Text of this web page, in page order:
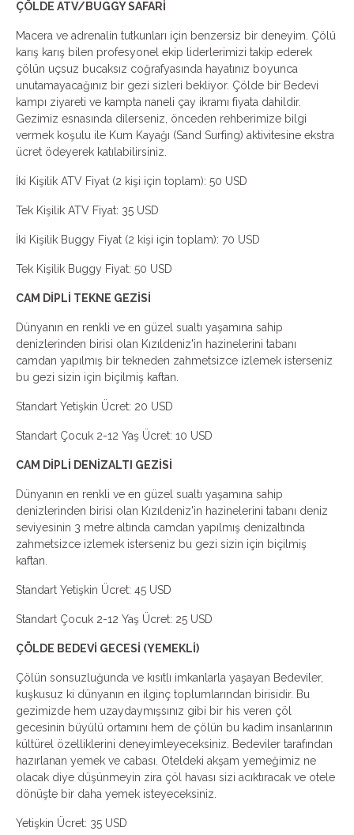
ÇÖLDE ATV/BUGGY SAFARİ
Macera ve adrenalin tutkunları için benzersiz bir deneyim. Çölü
karış karış bilen profesyonel ekip liderlerimizi takip ederek
çölün uçsuz bucaksız coğrafyasında hayatınız boyunca
unutamayacağınız bir gezi sizleri bekliyor. Çölde bir Bedevi
kampı ziyareti ve kampta naneli çay ikramı fiyata dahildir.
Gezimiz esnasında dilerseniz, önceden rehberimize bilgi
vermek koşulu ile Kum Kayağı (Sand Surfing) aktivitesine ekstra
ücret ödeyerek katılabilirsiniz.
İki Kişilik ATV Fiyat (2 kişi için toplam): 50 USD
Tek Kişilik ATV Fiyat: 35 USD
İki Kişilik Buggy Fiyat (2 kişi için toplam): 70 USD
Tek Kişilik Buggy Fiyat: 50 USD
CAM DİPLİ TEKNE GEZİSİ
Dünyanın en renkli ve en güzel sualtı yaşamına sahip
denizlerinden birisi olan Kızıldeniz'in hazinelerini tabanı
camdan yapılmış bir tekneden zahmetsizce izlemek isterseniz
bu gezi sizin için biçilmiş kaftan.
Standart Yetişkin Ücret: 20 USD
Standart Çocuk 2-12 Yaş Ücret: 10 USD
CAM DİPLİ DENİZALTI GEZİSİ
Dünyanın en renkli ve en güzel sualtı yaşamına sahip
denizlerinden birisi olan Kızıldeniz'in hazinelerini tabanı deniz
seviyesinin 3 metre altında camdan yapılmış denizaltında
zahmetsizce izlemek isterseniz bu gezi sizin için biçilmiş
kaftan.
Standart Yetişkin Ücret: 45 USD
Standart Çocuk 2-12 Yaş Ücret: 25 USD
ÇÖLDE BEDEVİ GECESİ (YEMEKLİ)
Çölün sonsuzluğunda ve kısıtlı imkanlarla yaşayan Bedeviler,
kuşkusuz ki dünyanın en ilginç toplumlarından birisidir. Bu
gezimizde hem uzaydaymışsınız gibi bir his veren çöl
gecesinin büyülü ortamını hem de çölün bu kadim insanlarının
kültürel özelliklerini deneyimleyeceksiniz. Bedeviler tarafından
hazırlanan yemek ve cabası. Oteldeki akşam yemeğimiz ne
olacak diye düşünmeyin zira çöl havası sizi acıktıracak ve otele
dönüşte bir daha yemek isteyeceksiniz.
Yetişkin Ücret: 35 USD